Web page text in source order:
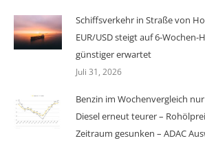
Schiffsverkehr in Straße von
EUR/USD steigt auf 6-Wochen-
günstiger erwartet
Juli 31, 2026
Benzin im Wochenvergleich
Diesel erneut teurer –
Zeitraum gesunken – ADAC